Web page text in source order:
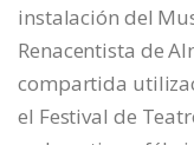
instalación del
Renacentista de
compartida
el Festival de